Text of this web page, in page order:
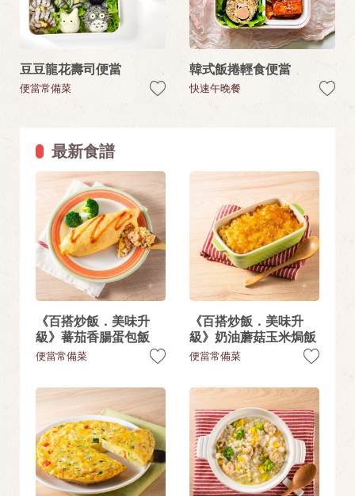
豆豆龍花壽司便當
便當常備菜
韓式飯捲輕食便當
快速午晚餐
最新食譜
《百搭炒飯．美味升
級》蕃茄香腸蛋包飯
便當常備菜
《百搭炒飯．美味升
級》奶油蘑菇玉米焗飯
便當常備菜